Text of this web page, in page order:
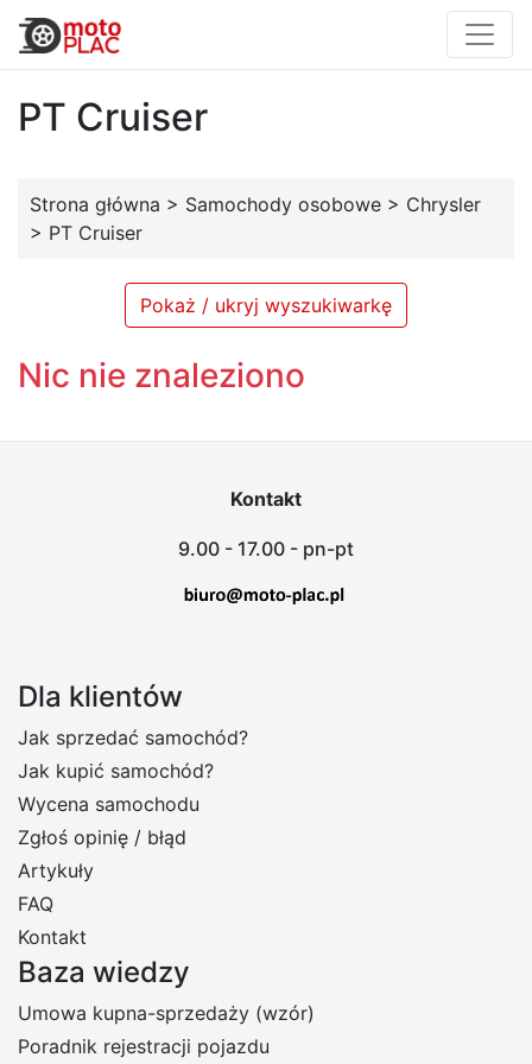
PT Cruiser
Strona główna > Samochody osobowe > Chrysler
> PT Cruiser
Pokaż / ukryj wyszukiwarkę
Nic nie znaleziono
Kontakt
9.00 - 17.00 - pn-pt
Dla klientów
Jak sprzedać samochód?
Jak kupić samochód?
Wycena samochodu
Zgłoś opinię / błąd
Artykuły
FAQ
Kontakt
Baza wiedzy
Umowa kupna-sprzedaży (wzór)
Poradnik rejestracji pojazdu